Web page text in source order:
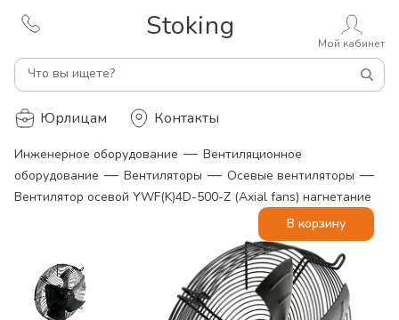
Stoking
Что вы ищете?
Мой кабинет
Юрлицам Контакты
Инженерное оборудование — Вентиляционное
оборудование — Вентиляторы — Осевые вентиляторы —
Вентилятор осевой YWF(K)4D-500-Z (Axial fans) нагнетание
В корзину